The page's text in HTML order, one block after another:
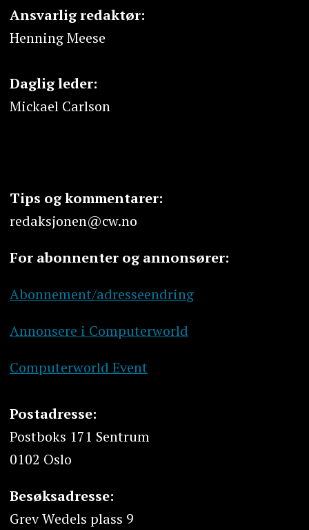
Ansvarlig redaktør:
Henning Meese
Daglig leder:
Mickael Carlson
Tips og kommentarer:
redaksjonen@cw.no
For abonnenter og annonsører:
Abonnement/adresseendring
Annonsere i Computerworld
Computerworld Event
Postadresse:
Postboks 171 Sentrum
0102 Oslo
Besøksadresse:
Grev Wedels plass 9